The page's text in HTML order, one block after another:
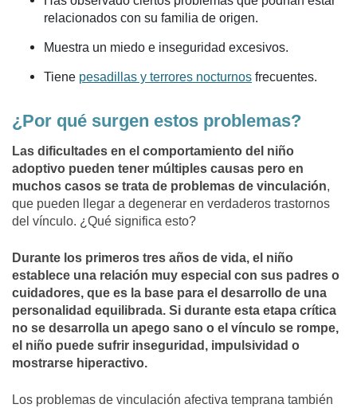
relacionados con su familia de origen.
Muestra un miedo e inseguridad excesivos.
Tiene pesadillas y terrores nocturnos frecuentes.
¿Por qué surgen estos problemas?
Las dificultades en el comportamiento del niño
adoptivo pueden tener múltiples causas pero en
muchos casos se trata de problemas de vinculación,
que pueden llegar a degenerar en verdaderos trastornos
del vínculo. ¿Qué significa esto?
Durante los primeros tres años de vida, el niño
establece una relación muy especial con sus padres o
cuidadores, que es la base para el desarrollo de una
personalidad equilibrada. Si durante esta etapa crítica
no se desarrolla un apego sano o el vínculo se rompe,
el niño puede sufrir inseguridad, impulsividad o
mostrarse hiperactivo.
Los problemas de vinculación afectiva temprana también